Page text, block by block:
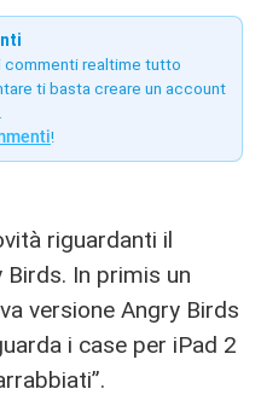
commenti realtime tutto
ti basta creare un account
!
riguardanti il
In primis un
versione Angry Birds
i case per iPad 2